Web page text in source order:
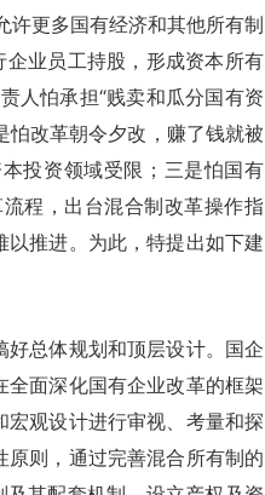
更多国有经济和其他所有制
企业员工持股，形成资本所有
人怕承担“贱卖和瓜分国有资
怕改革朝令夕改，赚了钱就被
投资领域受限；三是怕国有
程，出台混合制改革操作指
推进。为此，特提出如下建
总体规划和顶层设计。国企
面深化国有企业改革的框架
观设计进行审视、考量和探
则，通过完善混合所有制的